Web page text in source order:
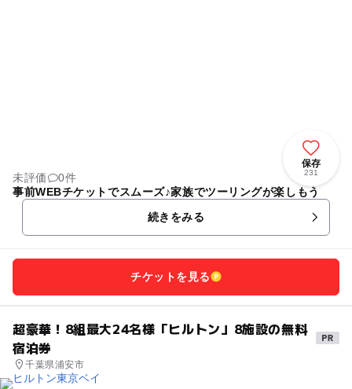
保存
231
未評価
0件
事前WEBチケットでスムーズ♪家族でツーリングが楽しもう
続きをみる
チケットを見る
超豪華！8組最大24名様「ヒルトン」8施設の無料
宿泊券
千葉県浦安市